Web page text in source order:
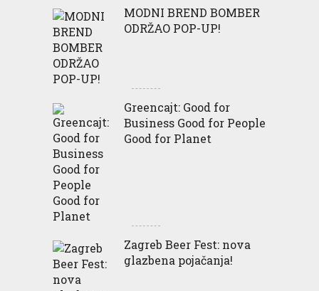
MODNI BREND BOMBER
ODRŽAO POP-UP!
Greencajt: Good for
Business Good for People
Good for Planet
Zagreb Beer Fest: nova
glazbena pojačanja!